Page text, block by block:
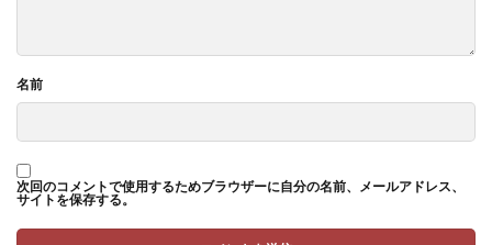
名前
次回のコメントで使用するためブラウザーに自分の名前、メールアドレス、
サイトを保存する。